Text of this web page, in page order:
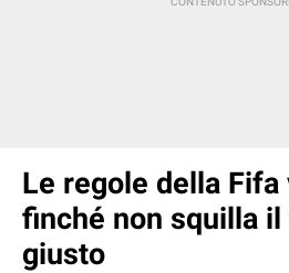
Le regole della Fifa
finché non squilla
giusto